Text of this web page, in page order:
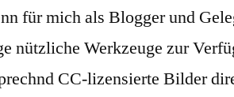
für mich als Blogger und
nützliche Werkzeuge zur
CC-lizensierte Bilder